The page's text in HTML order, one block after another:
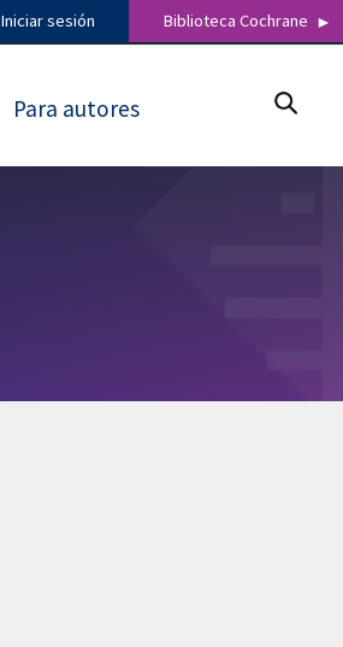
Iniciar sesión Biblioteca Cochrane
Para autores